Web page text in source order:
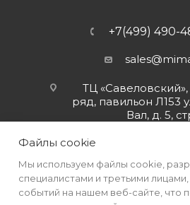
+7(499) 490-
ТЦ
ряд, павильон Л153
Вал, д. 5,
Файлы cookie
Мы используем файлы cookie,
специалистами и третьими лицами,
событий на нашем веб-сайте, что